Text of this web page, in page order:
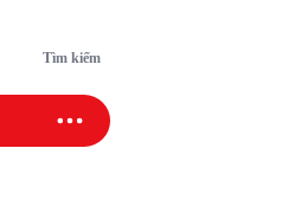
Tìm kiếm
SAO SPORT